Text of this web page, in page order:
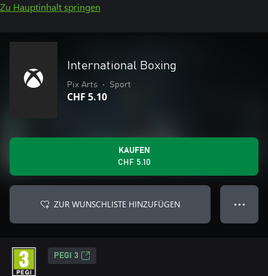
Zu Hauptinhalt springen
International Boxing
Pix Arts • Sport
CHF 5.10
KAUFEN
CHF 5.10
ZUR WUNSCHLISTE HINZUFÜGEN ● ● ●
PEGI 3